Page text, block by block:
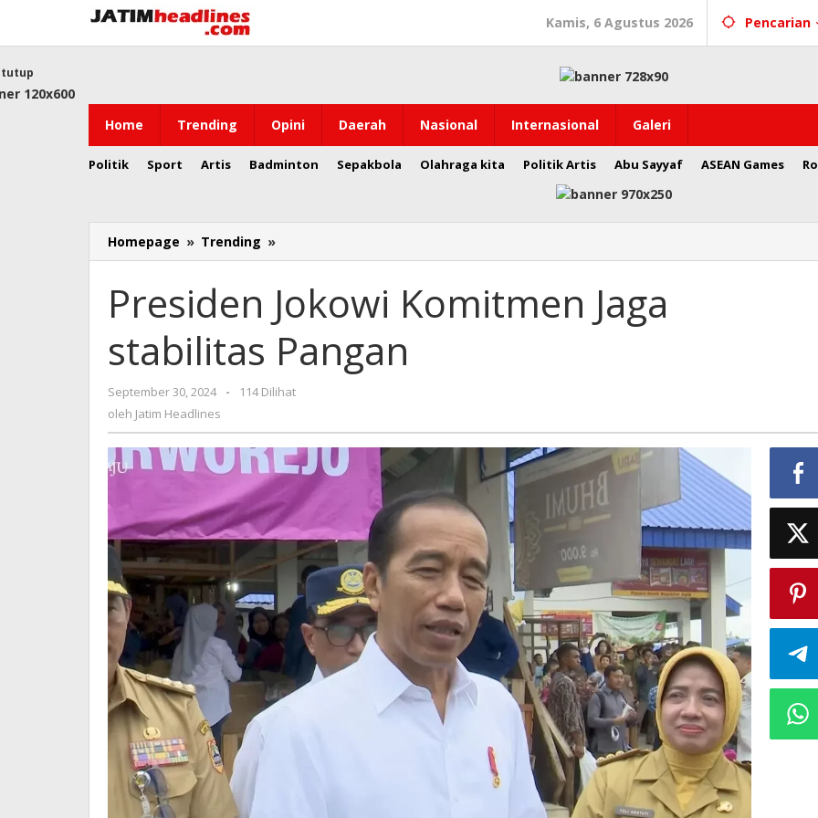
konten
Kamis, 6 Agustus 2026 Pencarian
Home Trending Opini Daerah Nasional Internasional Galeri
Politik Sport Artis Badminton Sepakbola Olahraga kita Politik Artis Abu Sayyaf ASEAN Games
tutup
Homepage » Trending »
Jokowi
Jaga
stabilitas
Pangan
Presiden Jokowi Komitmen Jaga
stabilitas Pangan
September 30, 2024
oleh
-
114 Dilihat
oleh Jatim Headlines